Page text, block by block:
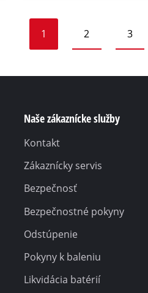
1 2 3
Naše zákaznícke služby
Kontakt
Zákaznícky servis
Bezpečnosť
Bezpečnostné pokyny
Odstúpenie
Pokyny k baleniu
Likvidácia batérií